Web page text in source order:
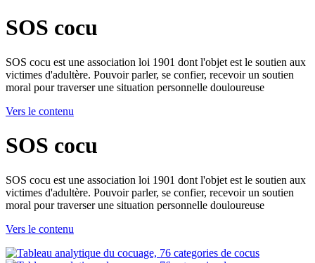
SOS cocu
SOS cocu est une association loi 1901 dont l'objet est le soutien aux
victimes d'adultère. Pouvoir parler, se confier, recevoir un soutien
moral pour traverser une situation personnelle douloureuse
Vers le contenu
SOS cocu
SOS cocu est une association loi 1901 dont l'objet est le soutien aux
victimes d'adultère. Pouvoir parler, se confier, recevoir un soutien
moral pour traverser une situation personnelle douloureuse
Vers le contenu